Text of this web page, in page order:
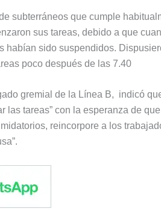
subterráneos que cumple
sus tareas, debido a que
habían sido suspendidos.
poco después de las 7.40
gremial de la Línea B, indicó
las tareas” con la esperanza de
reincorpore a los